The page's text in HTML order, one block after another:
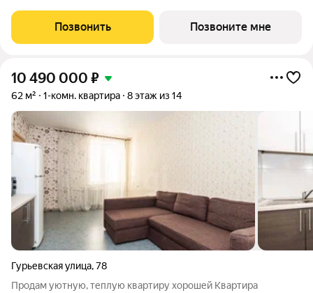
кв.м. Высота потолков 2.72 м. Квартира с кухней-гостиной и
двумя спальнями в
Позвонить Позвоните мне
10 490 000 ₽
62 м² 1-комн. квартира 8 этаж из 14
Гурьевская улица,78
Продам уютную, теплую квартиру хорошей Квартира